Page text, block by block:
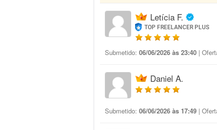
Letícia F.
TOP FREELANCER PLUS
Submetido: 06/06/2026 às 23:40 |
Daniel A.
Submetido: 06/06/2026 às 17:49 |